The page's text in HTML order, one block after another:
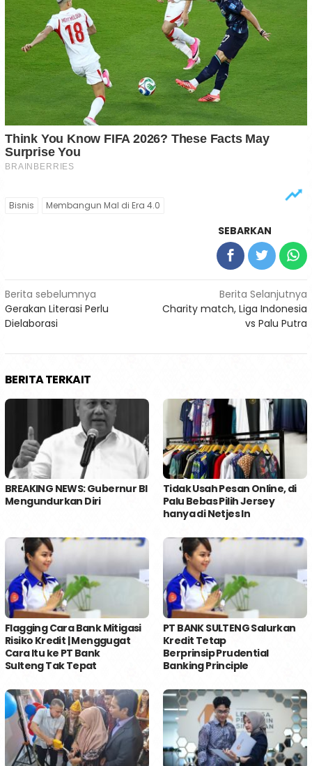
Bisnis Membangun Mal di Era 4.0
SEBARKAN
Navigasi
pos
Berita sebelumnya
Gerakan Literasi Perlu
Dielaborasi
Berita Selanjutnya
Charity match, Liga Indonesia
vs Palu Putra
BERITA TERKAIT
BREAKING NEWS: Gubernur BI
Mengundurkan Diri
Tidak Usah Pesan Online, di
Palu Bebas Pilih Jersey
hanya di Netjes In
Flagging Cara Bank Mitigasi
Risiko Kredit | Menggugat
Cara Itu ke PT Bank
Sulteng Tak Tepat
PT BANK SULTENG Salurkan
Kredit Tetap
Berprinsip Prudential
Banking Principle